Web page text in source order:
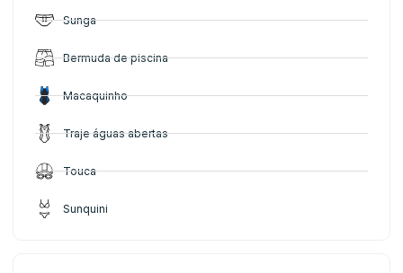
Sunga
Bermuda de piscina
Macaquinho
Traje águas abertas
Touca
Sunquini